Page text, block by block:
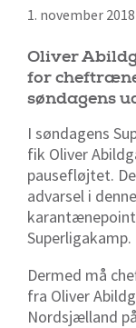
1. november
Oliver
for
søndagens
I søndagens
fik Oliver
pausefløjtet.
advarsel i
Superligakamp.
Dermed må
fra Oliver
Nordsjælland